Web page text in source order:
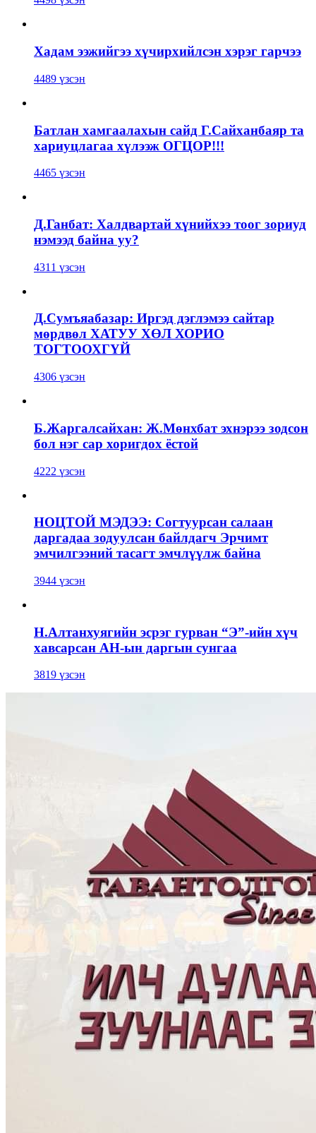
Хадам ээжийгээ хүчирхийлсэн хэрэг гарчээ
4489 үзсэн
Батлан хамгаалахын сайд Г.Сайханбаяр та
хариуцлагаа хүлээж ОГЦОР!!!
4465 үзсэн
Д.Ганбат: Халдвартай хүнийхээ тоог зориуд
нэмээд байна уу?
4311 үзсэн
Д.Сумъяабазар: Иргэд дэглэмээ сайтар
мөрдвөл ХАТУУ ХӨЛ ХОРИО
ТОГТООХГҮЙ
4306 үзсэн
Б.Жаргалсайхан: Ж.Мөнхбат эхнэрээ зодсон
бол нэг сар хоригдох ёстой
4222 үзсэн
НОЦТОЙ МЭДЭЭ: Согтуурсан салаан
даргадаа зодуулсан байлдагч Эрчимт
эмчилгээний тасагт эмчлүүлж байна
3944 үзсэн
Н.Алтанхуягийн эсрэг гурван “Э”-ийн хүч
хавсарсан АН-ын даргын сунгаа
3819 үзсэн